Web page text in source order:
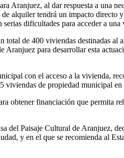
Aranjuez, al dar respuesta a una
alquiler tendrá un impacto directo
dificultades para acceder a una
de 400 viviendas destinadas al
para desarrollar esta
con el acceso a la vivienda,
viviendas de propiedad municipal
obtener financiación que permita
del Paisaje Cultural de Aranjuez,
y en el que se recomienda al